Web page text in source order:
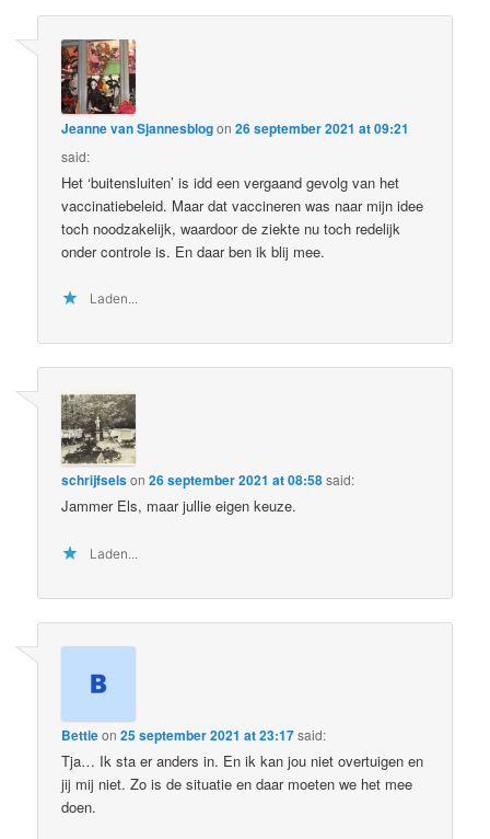
Jeanne van Sjannesblogon26 september 2021 at 09:21
said:
Het ‘buitensluiten’ is idd een vergaand gevolg van het
vaccinatiebeleid. Maar dat vaccineren was naar mijn idee
toch noodzakelijk, waardoor de ziekte nu toch redelijk
onder controle is. En daar ben ik blij mee.
Laden...
schrijfselson26 september 2021 at 08:58said:
Jammer Els, maar jullie eigen keuze.
Laden...
Bettieon25 september 2021 at 23:17said:
Tja… Ik sta er anders in. En ik kan jou niet overtuigen en
jij mij niet. Zo is de situatie en daar moeten we het mee
doen.